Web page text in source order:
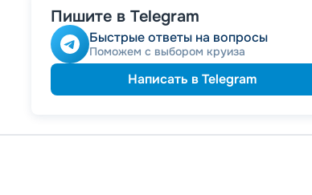
Пишите в Telegram
Быстрые ответы на вопросы
Поможем с выбором круиза
Написать в Telegram